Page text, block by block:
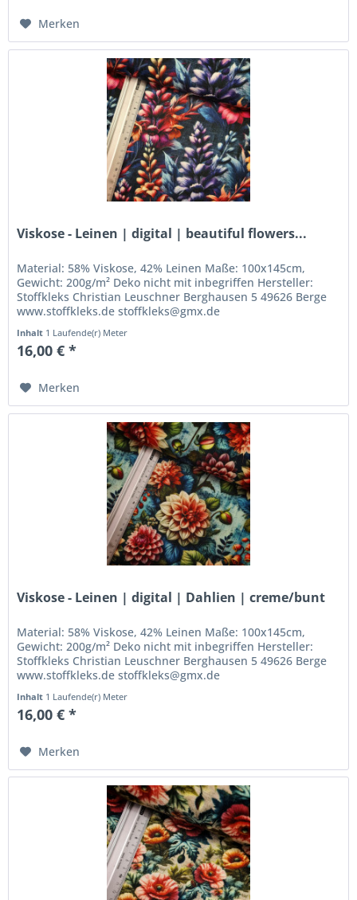
Merken
Viskose - Leinen | digital | beautiful flowers...
Material: 58% Viskose, 42% Leinen Maße: 100x145cm,
Gewicht: 200g/m² Deko nicht mit inbegriffen Hersteller:
Stoffkleks Christian Leuschner Berghausen 5 49626 Berge
www.stoffkleks.de stoffkleks@gmx.de
Inhalt 1 Laufende(r) Meter
16,00 € *
Merken
Viskose - Leinen | digital | Dahlien | creme/bunt
Material: 58% Viskose, 42% Leinen Maße: 100x145cm,
Gewicht: 200g/m² Deko nicht mit inbegriffen Hersteller:
Stoffkleks Christian Leuschner Berghausen 5 49626 Berge
www.stoffkleks.de stoffkleks@gmx.de
Inhalt 1 Laufende(r) Meter
16,00 € *
Merken